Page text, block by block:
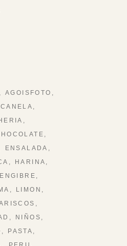
AGOISFOTO
CANELA
ENSALADA
HARINA
LIMON
NIÑOS
PASTA